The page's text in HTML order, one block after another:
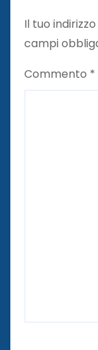
Il tuo
campi
Commento *